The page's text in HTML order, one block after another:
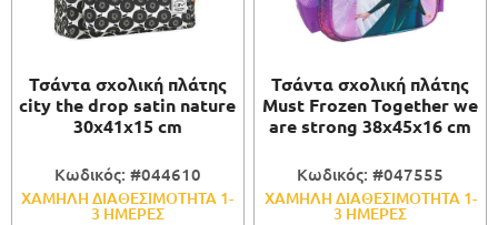
Τσάντα σχολική πλάτης
city the drop satin nature
30x41x15 cm
Κωδικός: #044610
ΧΑΜΗΛΗ ΔΙΑΘΕΣΙΜΟΤΗΤΑ 1-
3 ΗΜΕΡΕΣ
Τσάντα σχολική πλάτης
Must Frozen Together we
are strong 38x45x16 cm
Κωδικός: #047555
ΧΑΜΗΛΗ ΔΙΑΘΕΣΙΜΟΤΗΤΑ 1-
3 ΗΜΕΡΕΣ